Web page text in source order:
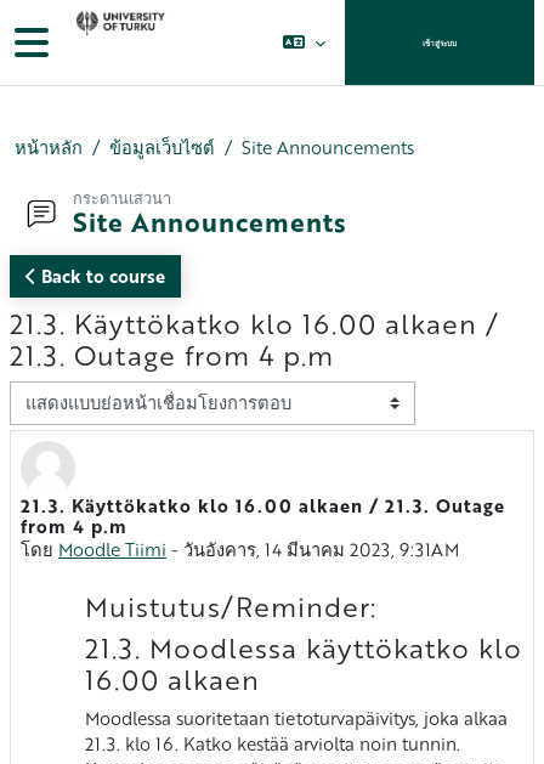
ข้ามไปที่เนื้อหาหลัก
Side panel เข้าสู่ระบบ
หน้าหลัก ข้อมูลเว็บไซต์ Site Announcements
กระดานเสวนา
Site Announcements
Back to course
21.3. Käyttökatko klo 16.00 alkaen /
21.3. Outage from 4 p.m
Display mode
21.3. Käyttökatko klo 16.00 alkaen / 21.3. Outage
from 4 p.m
โดย Moodle Tiimi - วันอังคาร, 14 มีนาคม 2023, 9:31AM
Number of replies: 0
Muistutus/Reminder:
21.3. Moodlessa käyttökatko klo
16.00 alkaen
Moodlessa suoritetaan tietoturvapäivitys, joka alkaa
21.3. klo 16. Katko kestää arviolta noin tunnin.